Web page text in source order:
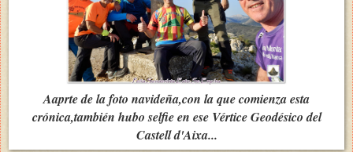
Aaprte de la foto navideña,con la que comienza esta
crónica,también hubo selfie en ese Vértice Geodésico del
Castell d'Aixa...